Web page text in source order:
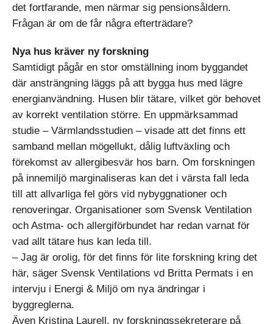
det fortfarande, men närmar sig pensionsåldern.
Frågan är om de får några efterträdare?
Nya hus kräver ny forskning
Samtidigt pågår en stor omställning inom byggandet
där ansträngning läggs på att bygga hus med lägre
energianvändning. Husen blir tätare, vilket gör behovet
av korrekt ventilation större. En uppmärksammad
studie – Värmlandsstudien – visade att det finns ett
samband mellan mögellukt, dålig luftväxling och
förekomst av allergibesvär hos barn. Om forskningen
på innemiljö marginaliseras kan det i värsta fall leda
till att allvarliga fel görs vid nybyggnationer och
renoveringar. Organisationer som Svensk Ventilation
och Astma- och allergiförbundet har redan varnat för
vad allt tätare hus kan leda till.
– Jag är orolig, för det finns för lite forskning kring det
här, säger Svensk Ventilations vd Britta Permats i en
intervju i Energi & Miljö om nya ändringar i
byggreglerna.
Även Kristina Laurell, ny forskningssekreterare på